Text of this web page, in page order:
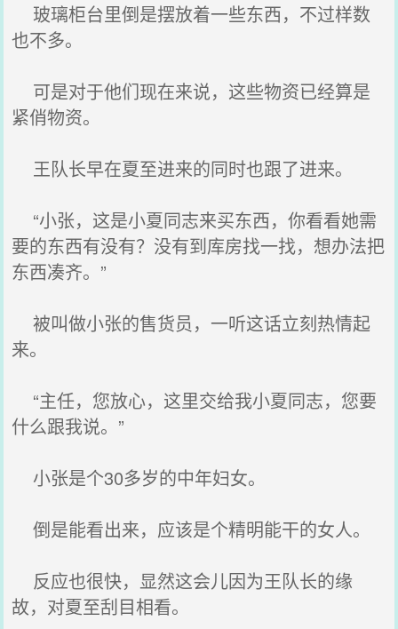
玻璃柜台里倒是摆放着一些东西，不过样数
也不多。
可是对于他们现在来说，这些物资已经算是
紧俏物资。
王队长早在夏至进来的同时也跟了进来。
“小张，这是小夏同志来买东西，你看看她需
要的东西有没有？没有到库房找一找，想办法把
东西凑齐。”
被叫做小张的售货员，一听这话立刻热情起
来。
“主任，您放心，这里交给我小夏同志，您要
什么跟我说。”
小张是个30多岁的中年妇女。
倒是能看出来，应该是个精明能干的女人。
反应也很快，显然这会儿因为王队长的缘
故，对夏至刮目相看。